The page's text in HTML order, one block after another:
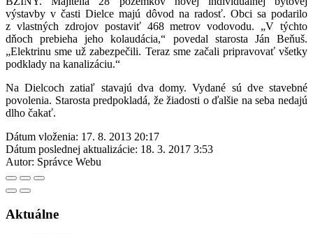
výstavby v časti Dielce majú dôvod na radosť. Obci sa podarilo
z vlastných zdrojov postaviť 468 metrov vodovodu. „V týchto
dňoch prebieha jeho kolaudácia,“ povedal starosta Ján Beňuš.
„Elektrinu sme už zabezpečili. Teraz sme začali pripravovať všetky
podklady na kanalizáciu.“
Na Dielcoch zatiaľ stavajú dva domy. Vydané sú dve stavebné
povolenia. Starosta predpokladá, že žiadosti o ďalšie na seba nedajú
dlho čakať.
Dátum vloženia: 17. 8. 2013 20:17
Dátum poslednej aktualizácie: 18. 3. 2017 3:53
Autor: Správce Webu
Aktuálne